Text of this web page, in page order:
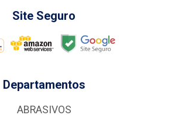
Site Seguro
Departamentos
ABRASIVOS